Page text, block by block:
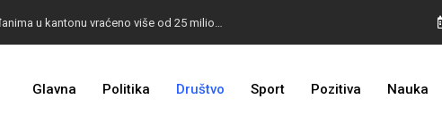
KONAKOVIĆ PALI ALARM: Otvoreno pismo UN-u
Glavna Politika Društvo Sport Pozitiva Nauka